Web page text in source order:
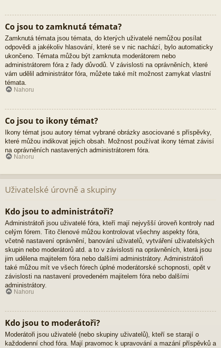
Co jsou to zamknutá témata?
Zamknutá témata jsou témata, do kterých uživatelé nemůžou posílat
odpovědi a jakékoliv hlasování, které se v nic nachází, bylo automaticky
ukončeno. Témata můžou být zamknuta moderátorem nebo
administrátorem fóra z řady důvodů. V závislosti na oprávněních, které
vám udělil administrátor fóra, můžete také mít možnost zamykat vlastní
témata.
Nahoru
Co jsou to ikony témat?
Ikony témat jsou autory témat vybrané obrázky asociované s příspěvky,
které můžou indikovat jejich obsah. Možnost používat ikony témat závisí
na oprávněních nastavených administrátorem fóra.
Nahoru
Uživatelské úrovně a skupiny
Kdo jsou to administrátoři?
Administrátoři jsou uživatelé fóra, kteří mají nejvyšší úroveň kontroly nad
celým fórem. Tito členové můžou kontrolovat všechny aspekty fóra,
včetně nastavení oprávnění, banování uživatelů, vytváření uživatelských
skupin nebo moderátorů atd. a to v závislosti na oprávněních, která jsou
jim udělena majitelem fóra nebo dalšími administrátory. Administrátoři
také můžou mít ve všech fórech úplné moderátorské schopnosti, opět v
závislosti na nastavení provedeném majitelem fóra nebo dalšími
administrátory.
Nahoru
Kdo jsou to moderátoři?
Moderátoři jsou uživatelé (nebo skupiny uživatelů), kteří se starají o
každodenní chod fóra. Mají pravomoc k upravování a mazání příspěvků a